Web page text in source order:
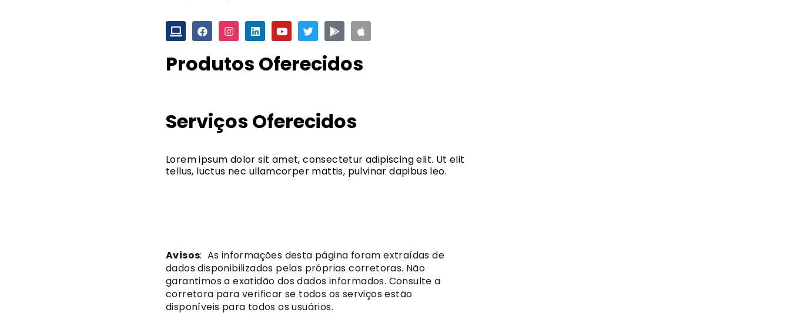
Produtos Oferecidos
Serviços Oferecidos
Lorem ipsum dolor sit amet, consectetur adipiscing elit. Ut elit
tellus, luctus nec ullamcorper mattis, pulvinar dapibus leo.
Avisos: As informações desta página foram extraídas de
dados disponibilizados pelas próprias corretoras. Não
garantimos a exatidão dos dados informados. Consulte a
corretora para verificar se todos os serviços estão
disponíveis para todos os usuários.